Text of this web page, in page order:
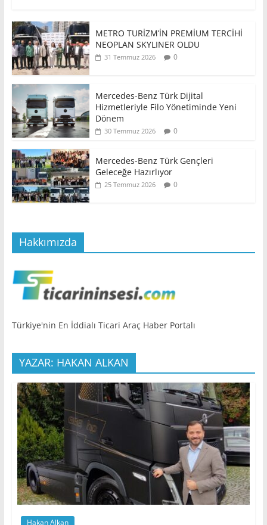
METRO TURİZM’İN PREMİUM TERCİHİ
NEOPLAN SKYLINER OLDU
31 Temmuz 2026 0
Mercedes-Benz Türk Dijital
Hizmetleriyle Filo Yönetiminde Yeni
Dönem
30 Temmuz 2026 0
Mercedes-Benz Türk Gençleri
Geleceğe Hazırlıyor
25 Temmuz 2026 0
Hakkımızda
Türkiye'nin En İddialı Ticari Araç Haber Portalı
YAZAR: HAKAN ALKAN
Hakan Alkan